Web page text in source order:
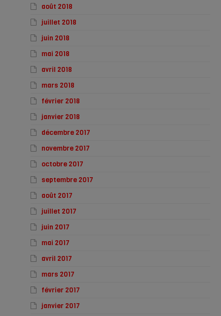
août 2018
juillet 2018
juin 2018
mai 2018
avril 2018
mars 2018
février 2018
janvier 2018
décembre 2017
novembre 2017
octobre 2017
septembre 2017
août 2017
juillet 2017
juin 2017
mai 2017
avril 2017
mars 2017
février 2017
janvier 2017